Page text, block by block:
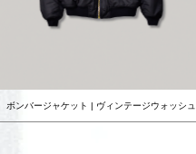
ボンバージャケット | ヴィンテージウォッシュ